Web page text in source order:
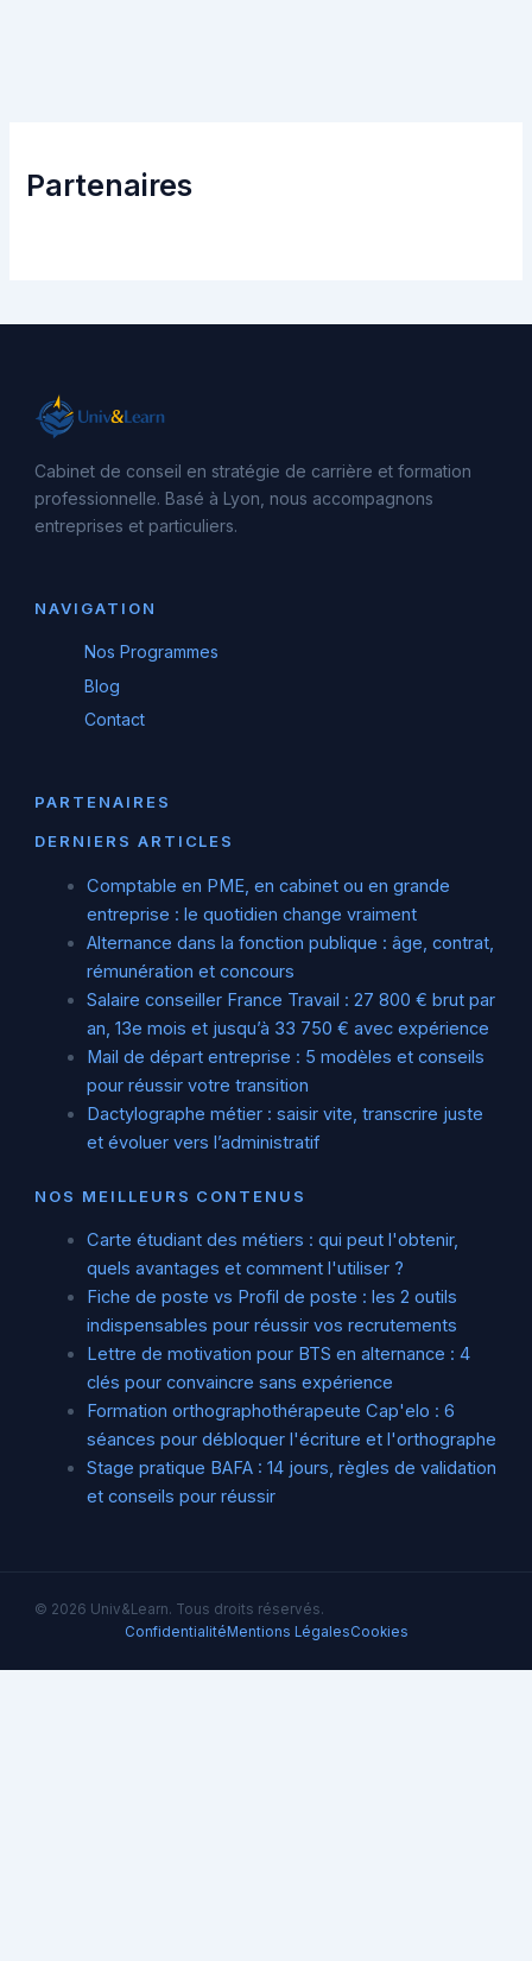
Partenaires
Cabinet de conseil en stratégie de carrière et formation
professionnelle. Basé à Lyon, nous accompagnons
entreprises et particuliers.
NAVIGATION
Nos Programmes
Blog
Contact
PARTENAIRES
DERNIERS ARTICLES
Comptable en PME, en cabinet ou en grande
entreprise : le quotidien change vraiment
Alternance dans la fonction publique : âge, contrat,
rémunération et concours
Salaire conseiller France Travail : 27 800 € brut par
an, 13e mois et jusqu’à 33 750 € avec expérience
Mail de départ entreprise : 5 modèles et conseils
pour réussir votre transition
Dactylographe métier : saisir vite, transcrire juste
et évoluer vers l’administratif
NOS MEILLEURS CONTENUS
Carte étudiant des métiers : qui peut l'obtenir,
quels avantages et comment l'utiliser ?
Fiche de poste vs Profil de poste : les 2 outils
indispensables pour réussir vos recrutements
Lettre de motivation pour BTS en alternance : 4
clés pour convaincre sans expérience
Formation orthographothérapeute Cap'elo : 6
séances pour débloquer l'écriture et l'orthographe
Stage pratique BAFA : 14 jours, règles de validation
et conseils pour réussir
© 2026 Univ&Learn. Tous droits réservés.
Confidentialité Mentions LégalesCookies